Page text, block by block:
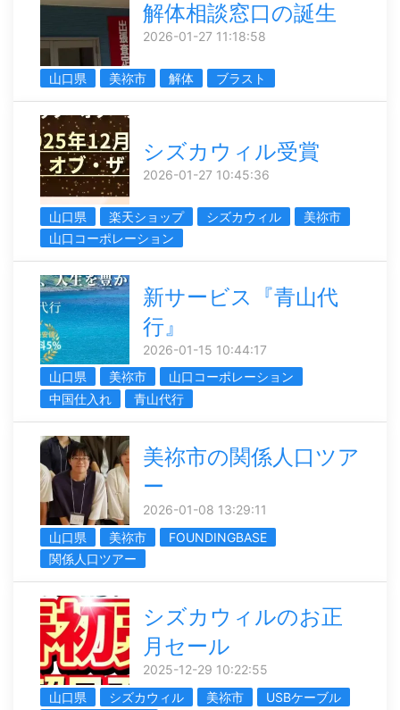
解体相談窓口の誕生
2026-01-27 11:18:58
山口県 美祢市 解体 ブラスト
シズカウィル受賞
2026-01-27 10:45:36
山口県 楽天ショップ シズカウィル
美祢市
山口コーポレーション
新サービス『青山代
行』
2026-01-15 10:44:17
山口県
美祢市
山口コーポレーション
中国仕入れ
青山代行
美祢市の関係人口ツア
ー
2026-01-08 13:29:11
山口県
美祢市
FOUNDINGBASE
関係人口ツアー
シズカウィルのお正
月セール
2025-12-29 10:22:55
山口県
シズカウィル 美祢市
USBケーブル